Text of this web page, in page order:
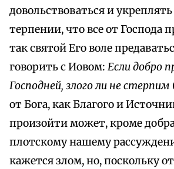
довольствоваться и укреплять
терпении, что все от Господа
так святой Его воле
говорить с Иовом: Если добро
Господней, злого ли не стерпим
от Бога, как Благого и
произойти может, кроме
плотскому нашему
кажется злом, но, поскольку